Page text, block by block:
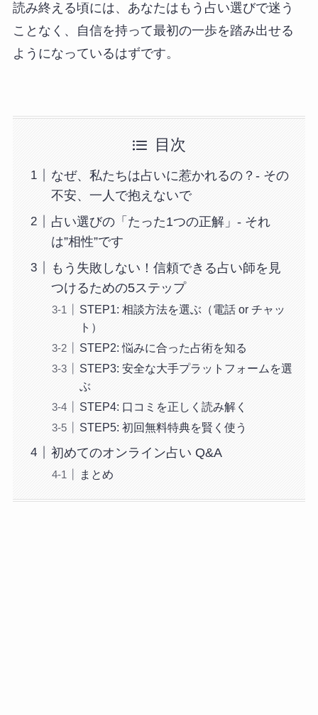
読み終える頃には、あなたはもう占い選びで迷う
ことなく、自信を持って最初の一歩を踏み出せる
ようになっているはずです。
目次
なぜ、私たちは占いに惹かれるの？- その
不安、一人で抱えないで
占い選びの「たった1つの正解」- それ
は”相性”です
もう失敗しない！信頼できる占い師を見
つけるための5ステップ
STEP1: 相談方法を選ぶ（電話 or チャッ
ト）
STEP2: 悩みに合った占術を知る
STEP3: 安全な大手プラットフォームを選
ぶ
STEP4: 口コミを正しく読み解く
STEP5: 初回無料特典を賢く使う
初めてのオンライン占い Q&A
まとめ